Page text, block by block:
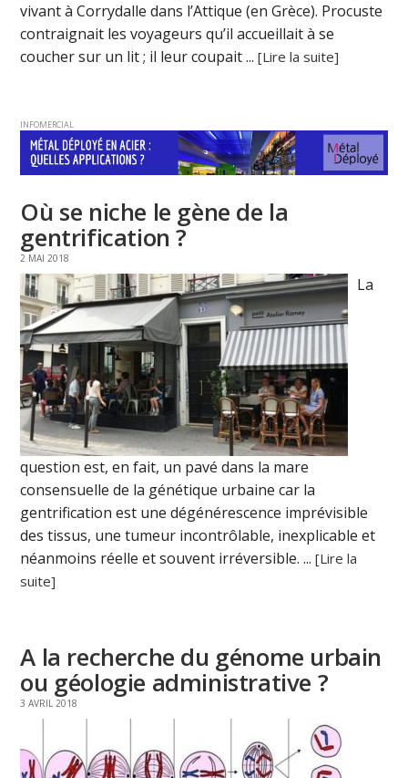
vivant à Corrydalle dans l’Attique (en Grèce). Procuste
contraignait les voyageurs qu’il accueillait à se
coucher sur un lit ; il leur coupait ...[Lire la suite]
INFOMERCIAL
Où se niche le gène de la
gentrification ?
2 MAI 2018
La
question est, en fait, un pavé dans la mare
consensuelle de la génétique urbaine car la
gentrification est une dégénérescence imprévisible
des tissus, une tumeur incontrôlable, inexplicable et
néanmoins réelle et souvent irréversible. ...[Lire la
suite]
A la recherche du génome urbain
ou géologie administrative ?
3 AVRIL 2018